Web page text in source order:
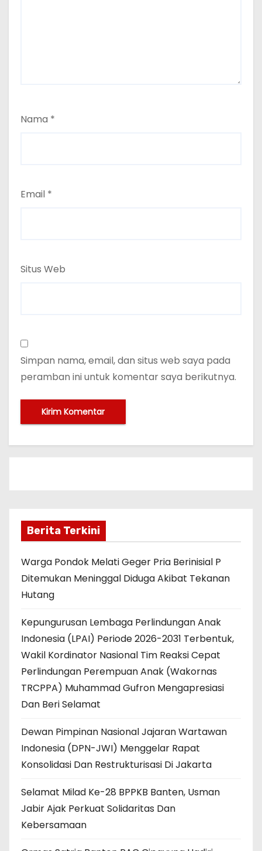
Nama *
Email *
Situs Web
Simpan nama, email, dan situs web saya pada
peramban ini untuk komentar saya berikutnya.
Berita Terkini
Warga Pondok Melati Geger Pria Berinisial P
Ditemukan Meninggal Diduga Akibat Tekanan
Hutang
Kepungurusan Lembaga Perlindungan Anak
Indonesia (LPAI) Periode 2026-2031 Terbentuk,
Wakil Kordinator Nasional Tim Reaksi Cepat
Perlindungan Perempuan Anak (Wakornas
TRCPPA) Muhammad Gufron Mengapresiasi
Dan Beri Selamat
Dewan Pimpinan Nasional Jajaran Wartawan
Indonesia (DPN-JWI) Menggelar Rapat
Konsolidasi Dan Restrukturisasi Di Jakarta
Selamat Milad Ke-28 BPPKB Banten, Usman
Jabir Ajak Perkuat Solidaritas Dan
Kebersamaan